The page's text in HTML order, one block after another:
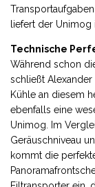
liefert der Unimog
Technische
Während schon
schließt Alexander
Kühle an diesem
ebenfalls eine
Unimog. Im
Geräuschniveau
kommt die